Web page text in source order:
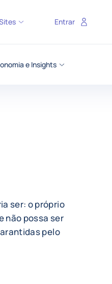
e Insights
Entrar
ser: o próprio
não possa ser
pelo